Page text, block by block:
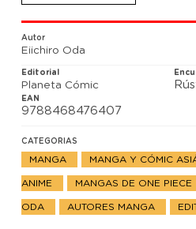
Aquí tenéis una historia de
gran tesoro, el One Piece!!
Contiene: One Piece #63 JAP.
Autor
Eiichiro Oda
Editorial
Planeta Cómic
EAN
9788468476407
CATEGORIAS
MANGA MANGA Y CÓMIC
ANIME MANGAS DE ONE PIECE
ODA AUTORES MANGA